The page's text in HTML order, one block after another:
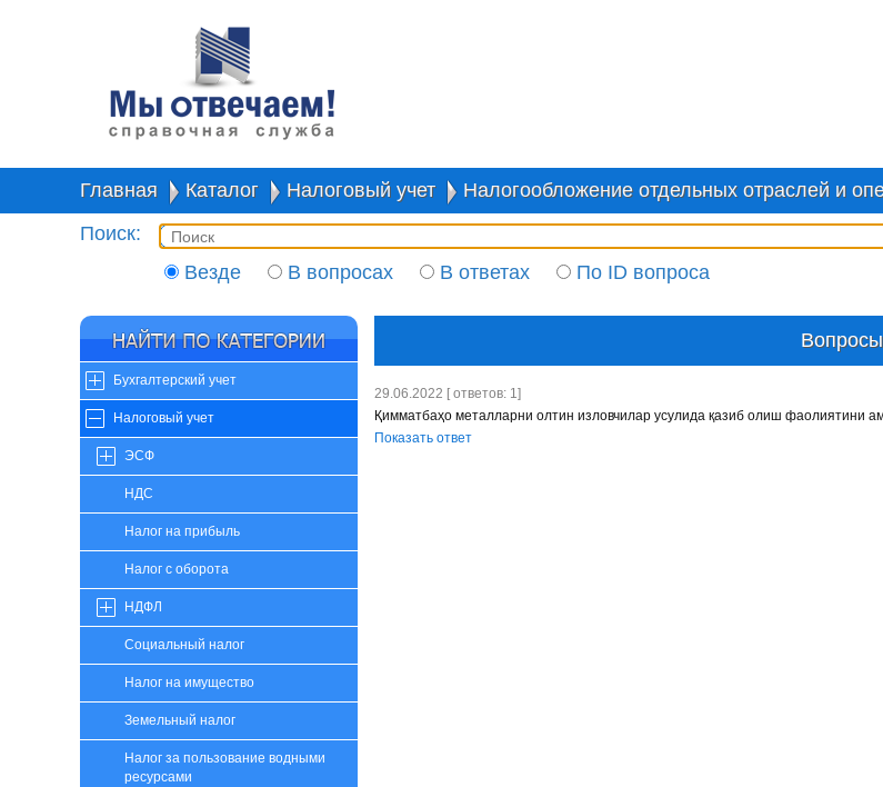
Главная Каталог Налоговый учет Налогообложение отдельных отраслей и
Поиск:
Везде
В вопросах В ответах По ID вопроса
Бухгалтерский учет
Налоговый учет
ЭСФ
НДС
Налог на прибыль
Налог с оборота
НДФЛ
Социальный налог
Налог на имущество
Земельный налог
Налог за пользование водными
ресурсами
29.06.2022 [ ответов: 1]
Қимматбаҳо металларни олтин изловчилар усулида қазиб олиш фаолиятини
Показать ответ